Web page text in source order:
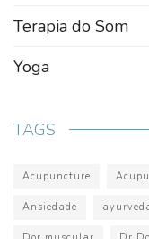
Terapia do Som
Yoga
TAGS
Acupuncture
Ansiedade